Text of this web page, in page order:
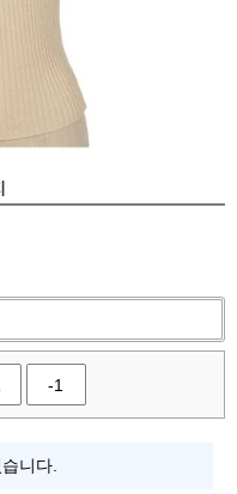
-1
니다.